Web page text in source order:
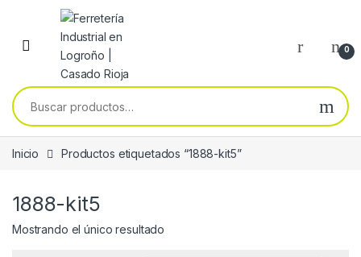
Skip to navigation
Skip to content
0
Buscar por:
Inicio Productos etiquetados “1888-kit5”
1888-kit5
Mostrando el único resultado